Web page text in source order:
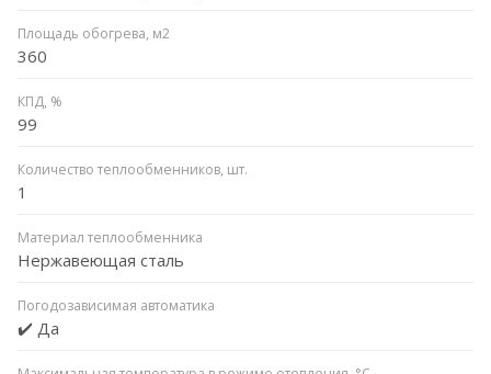
Площадь обогрева, м2
360
КПД, %
99
Количество теплообменников, шт.
1
Материал теплообменника
Нержавеющая сталь
Погодозависимая автоматика
✔️ Да